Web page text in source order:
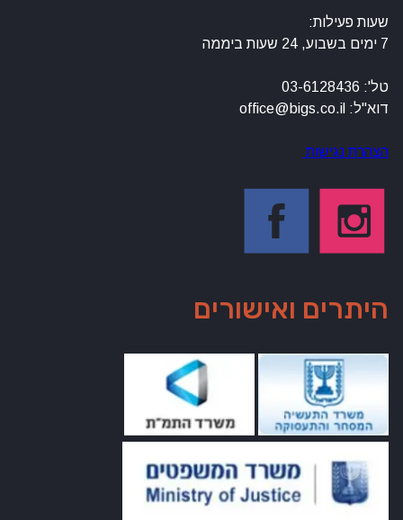
שעות פעילות:
7 ימים בשבוע, 24 שעות ביממה
טל': 03-6128436
דוא"ל: office@bigs.co.il
הצהרת נגישות
היתרים ואישורים